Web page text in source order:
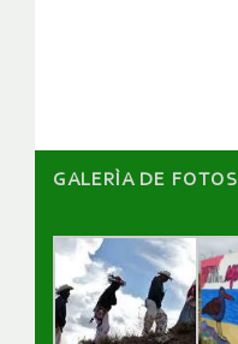
GALERÌA DE FOTOS